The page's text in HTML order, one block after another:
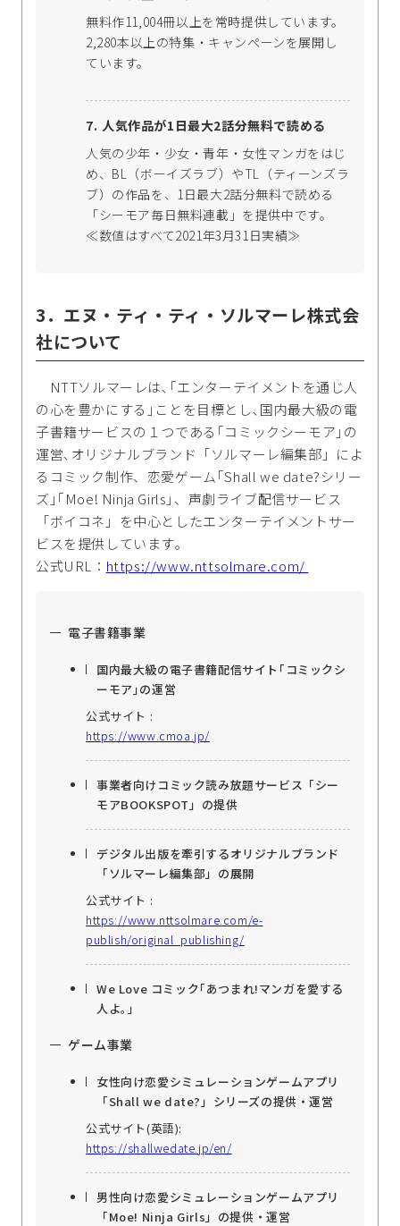
無料作11,004冊以上を常時提供しています。
2,280本以上の特集・キャンペーンを展開し
ています。
人気作品が1日最大2話分無料で読める
人気の少年・少女・青年・女性マンガをはじ
め、BL（ボーイズラブ）やTL（ティーンズラ
ブ）の作品を、1日最大2話分無料で読める
「シーモア毎日無料連載」を提供中です。
≪数値はすべて2021年3月31日実績≫
3．エヌ・ティ・ティ・ソルマーレ株式会
社について
NTTソルマーレは､｢エンターテイメントを通じ人
の心を豊かにする｣ことを目標とし､国内最大級の電
子書籍サービスの１つである｢コミックシーモア｣の
運営､オリジナルブランド「ソルマーレ編集部」によ
るコミック制作、恋愛ゲーム｢Shall we date?シリー
ズ｣｢Moe! Ninja Girls｣、声劇ライブ配信サービス
「ボイコネ」を中心としたエンターテイメントサー
ビスを提供しています｡
公式URL： https://www.nttsolmare.com/
電子書籍事業
国内最大級の電子書籍配信サイト｢コミックシ
ーモア｣の運営
公式サイト :
https://www.cmoa.jp/
事業者向けコミック読み放題サービス「シー
モアBOOKSPOT」の提供
デジタル出版を牽引するオリジナルブランド
「ソルマーレ編集部」の展開
公式サイト :
https://www.nttsolmare.com/e-
publish/original_publishing/
We Love コミック｢あつまれ!マンガを愛する
人よ｡｣
ゲーム事業
女性向け恋愛シミュレーションゲームアプリ
「Shall we date?」シリーズの提供・運営
公式サイト(英語):
https://shallwedate.jp/en/
男性向け恋愛シミュレーションゲームアプリ
「Moe! Ninja Girls」の提供・運営